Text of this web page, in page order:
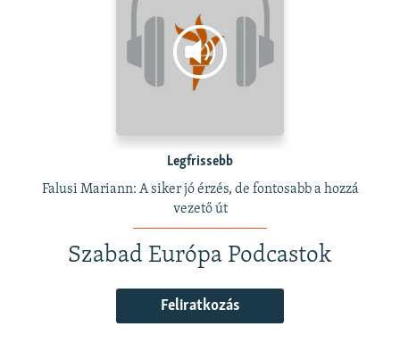
Legfrissebb
Falusi Mariann: A siker jó érzés, de fontosabb a hozzá
vezető út
Szabad Európa Podcastok
Feliratkozás